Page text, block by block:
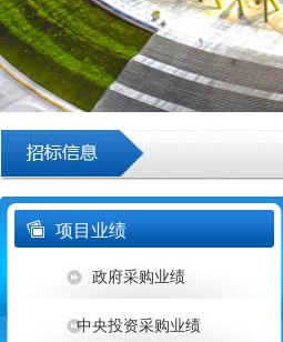
项目业绩
政府采购业绩
中央投资采购业绩